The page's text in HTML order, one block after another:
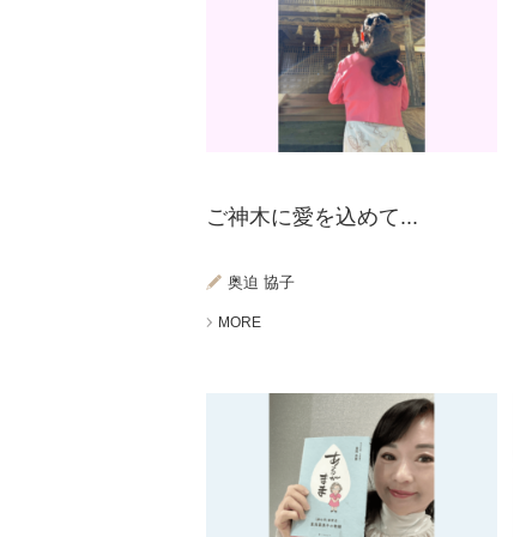
ご神木に愛を込めて...
奥迫 協子
MORE